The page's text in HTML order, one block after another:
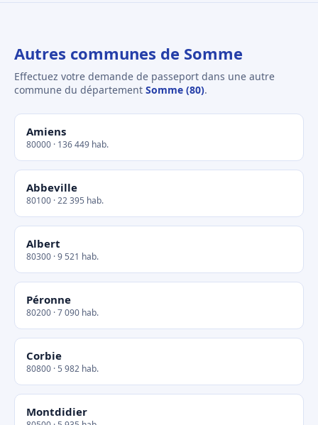
Autres communes de Somme
Effectuez votre demande de passeport dans une autre
commune du département Somme (80).
Amiens
80000 · 136 449 hab.
Abbeville
80100 · 22 395 hab.
Albert
80300 · 9 521 hab.
Péronne
80200 · 7 090 hab.
Corbie
80800 · 5 982 hab.
Montdidier